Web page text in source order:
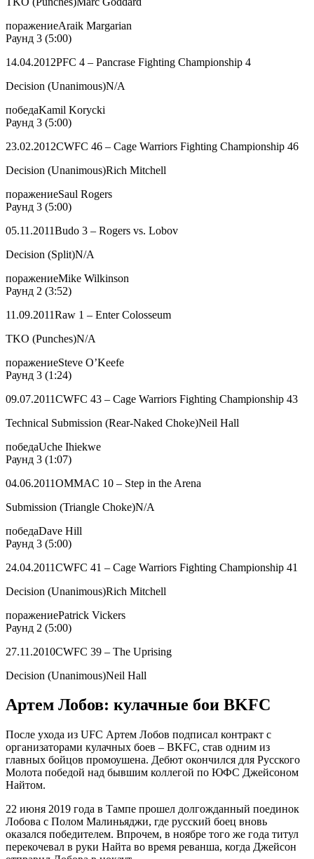
поражениеAraik Margarian
Раунд 3 (5:00)
14.04.2012PFC 4 – Pancrase Fighting Championship 4
Decision (Unanimous)N/A
победаKamil Korycki
Раунд 3 (5:00)
23.02.2012CWFC 46 – Cage Warriors Fighting Championship 46
Decision (Unanimous)Rich Mitchell
поражениеSaul Rogers
Раунд 3 (5:00)
05.11.2011Budo 3 – Rogers vs. Lobov
Decision (Split)N/A
поражениеMike Wilkinson
Раунд 2 (3:52)
11.09.2011Raw 1 – Enter Colosseum
TKO (Punches)N/A
поражениеSteve O’Keefe
Раунд 3 (1:24)
09.07.2011CWFC 43 – Cage Warriors Fighting Championship 43
Technical Submission (Rear-Naked Choke)Neil Hall
победаUche Ihiekwe
Раунд 3 (1:07)
04.06.2011OMMAC 10 – Step in the Arena
Submission (Triangle Choke)N/A
победаDave Hill
Раунд 3 (5:00)
24.04.2011CWFC 41 – Cage Warriors Fighting Championship 41
Decision (Unanimous)Rich Mitchell
поражениеPatrick Vickers
Раунд 2 (5:00)
27.11.2010CWFC 39 – The Uprising
Decision (Unanimous)Neil Hall
Артем Лобов: кулачные бои BKFC
После ухода из UFC Артем Лобов подписал контракт с
организаторами кулачных боев – BKFC, став одним из
главных бойцов промоушена. Дебют окончился для Русского
Молота победой над бывшим коллегой по ЮФС Джейсоном
Найтом.
22 июня 2019 года в Тампе прошел долгожданный поединок
Лобова с Полом Малиньяджи, где русский боец вновь
оказался победителем. Впрочем, в ноябре того же года титул
перекочевал в руки Найта во время реванша, когда Джейсон